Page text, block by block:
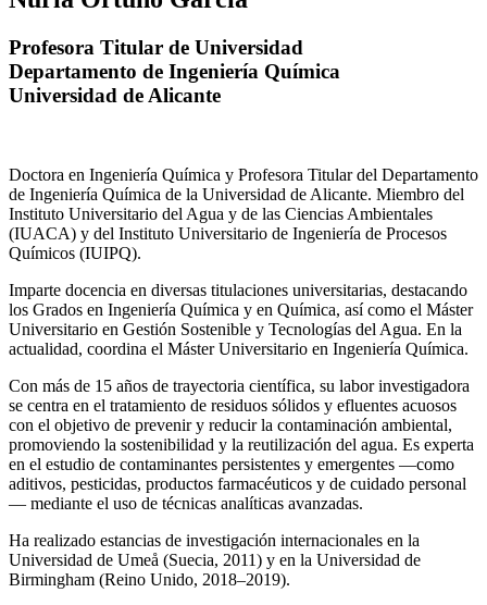
Profesora Titular de Universidad
Departamento de Ingeniería Química
Universidad de Alicante
Doctora en Ingeniería Química y Profesora Titular del Departamento
de Ingeniería Química de la Universidad de Alicante. Miembro del
Instituto Universitario del Agua y de las Ciencias Ambientales
(IUACA) y del Instituto Universitario de Ingeniería de Procesos
Químicos (IUIPQ).
Imparte docencia en diversas titulaciones universitarias, destacando
los Grados en Ingeniería Química y en Química, así como el Máster
Universitario en Gestión Sostenible y Tecnologías del Agua. En la
actualidad, coordina el Máster Universitario en Ingeniería Química.
Con más de 15 años de trayectoria científica, su labor investigadora
se centra en el tratamiento de residuos sólidos y efluentes acuosos
con el objetivo de prevenir y reducir la contaminación ambiental,
promoviendo la sostenibilidad y la reutilización del agua. Es experta
en el estudio de contaminantes persistentes y emergentes —como
aditivos, pesticidas, productos farmacéuticos y de cuidado personal
— mediante el uso de técnicas analíticas avanzadas.
Ha realizado estancias de investigación internacionales en la
Universidad de Umeå (Suecia, 2011) y en la Universidad de
Birmingham (Reino Unido, 2018–2019).